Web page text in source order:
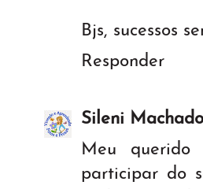
Bjs, sucessos
Responder
Sileni Machado
Meu
participar do